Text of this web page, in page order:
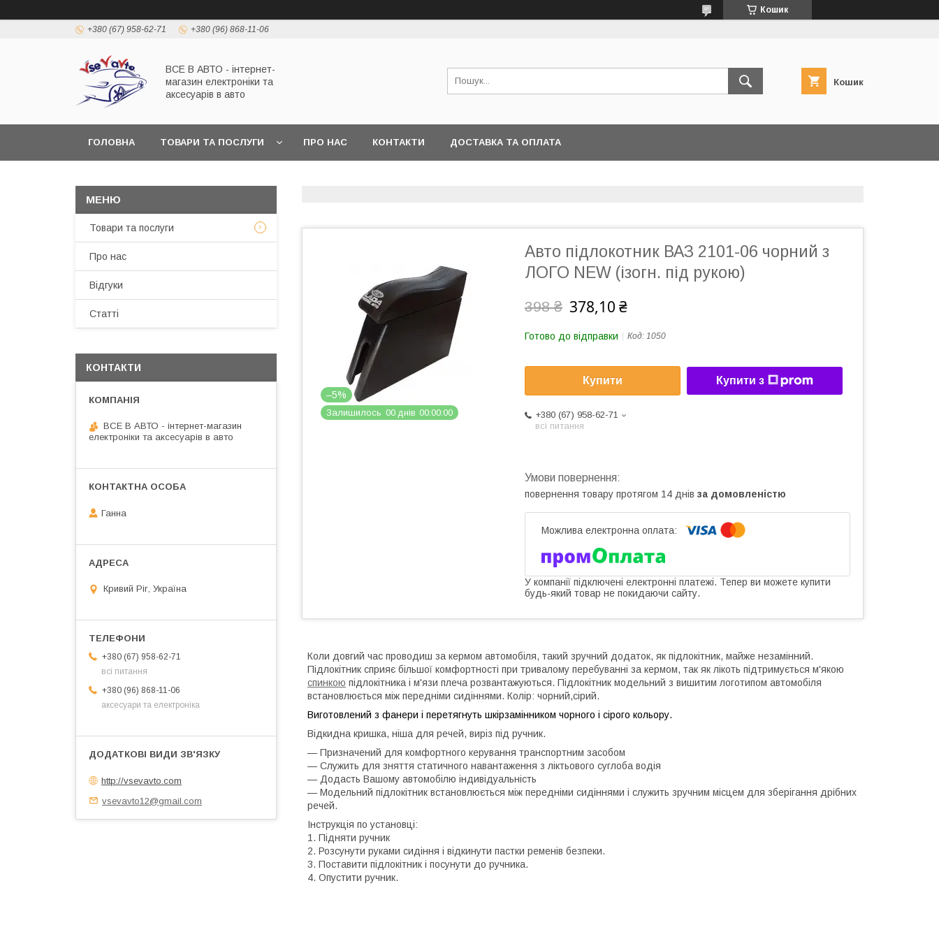
Кошик
+380 (67) 958-62-71 +380 (96) 868-11-06
ВСЕ В АВТО - інтернет-
магазин електроніки та
аксесуарів в авто
Кошик
ГОЛОВНА ТОВАРИ ТА ПОСЛУГИ ПРО НАС КОНТАКТИ ДОСТАВКА ТА ОПЛАТА
–5%
Залишилось 00 днів 00 00 00
Авто підлокотник ВАЗ 2101-06 чорний з
ЛОГО NEW (ізогн. під рукою)
398 ₴ 378,10 ₴
Готово до відправки Код: 1050
Купити Купити з
+380 (67) 958-62-71
всі питання
повернення товару протягом 14 днів за домовленістю
У компанії підключені електронні платежі. Тепер ви можете купити
будь-який товар не покидаючи сайту.
Коли довгий час проводиш за кермом автомобіля, такий зручний додаток, як підлокітник, майже незамінний.
Підлокітник сприяє більшої комфортності при тривалому перебуванні за кермом, так як лікоть підтримується м'якою
спинкою підлокітника і м'язи плеча розвантажуються. Підлокітник модельний з вишитим логотипом автомобіля
встановлюється між передніми сидіннями. Колір: чорний,сірий.
Виготовлений з фанери і перетягнуть шкірзамінником чорного і сірого кольору.
Відкидна кришка, ніша для речей, виріз під ручник.
— Призначений для комфортного керування транспортним засобом
— Служить для зняття статичного навантаження з ліктьового суглоба водія
— Додасть Вашому автомобілю індивідуальність
— Модельний підлокітник встановлюється між передніми сидіннями і служить зручним місцем для зберігання дрібних
речей.
Інструкція по установці:
1. Підняти ручник
2. Розсунути руками сидіння і відкинути пастки ременів безпеки.
3. Поставити підлокітник і посунути до ручника.
4. Опустити ручник.
Товари та послуги
Про нас
Відгуки
Статті
КОНТАКТИ
ВСЕ В АВТО - інтернет-магазин
електроніки та аксесуарів в авто
Ганна
Кривий Ріг, Україна
+380 (67) 958-62-71
всі питання
+380 (96) 868-11-06
аксесуари та електроніка
http://vsevavto.com
vsevavto12@gmail.com